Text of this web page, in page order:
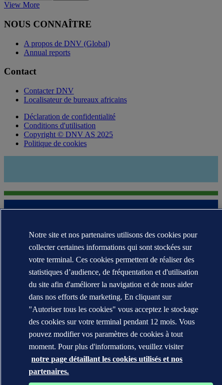
View More
NOUS CONNAÎTRE
A propos de DNV (Global)
Annual reports
Contact
Contacter DNV
Localisateur de bureaux africains
Déclaration de confidentialité
Conditions d'utilisation
Copyright © DNV AS 2025
Politique de cookies
Les marques DNV GL®, DNV®, Horizon Graphic et Det Norske
Veritas® sont la propriété des sociétés du groupe Det Norske
Veritas. Tous droits réservés.
WHEN TRUST MATTERS
Notre site et nos partenaires utilisons des cookies pour
collecter certaines informations qui sont stockées sur
votre terminal. Ces cookies permettent de réaliser des
statistiques d’audience, de fréquentation et d'utilisation
du site afin d'améliorer la navigation et de nous aider
dans nos efforts de marketing. En cliquant sur
"Autoriser tous les cookies" vous acceptez le stockage
des cookies sur votre terminal pendant 12 mois. Vous
pouvez modifier vos paramètres de cookies à tout
moment. Pour plus d'informations, veuillez visiter
notre page détaillant les cookies utilisés et nos
partenaires.